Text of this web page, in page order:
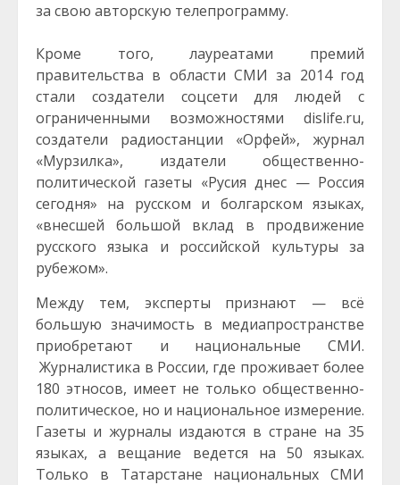
за свою авторскую телепрограмму.
Кроме того, лауреатами премий
правительства в области СМИ за 2014 год
стали создатели соцсети для людей с
ограниченными возможностями dislife.ru,
создатели радиостанции «Орфей», журнал
«Мурзилка», издатели общественно-
политической газеты «Русия днес — Россия
сегодня» на русском и болгарском языках,
«внесшей большой вклад в продвижение
русского языка и российской культуры за
рубежом».
Между тем, эксперты признают — всё
большую значимость в медиапространстве
приобретают и национальные СМИ.
Журналистика в России, где проживает более
180 этносов, имеет не только общественно-
политическое, но и национальное измерение.
Газеты и журналы издаются в стране на 35
языках, а вещание ведется на 50 языках.
Только в Татарстане национальных СМИ